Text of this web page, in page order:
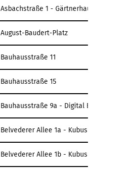
Asbachstraße 1 - Gärtnerhaus
August-Baudert-Platz
Bauhausstraße 11
Bauhausstraße 15
Bauhausstraße 9a - Digital Bauhaus
Belvederer Allee 1a - Kubus
Belvederer Allee 1b - Kubus